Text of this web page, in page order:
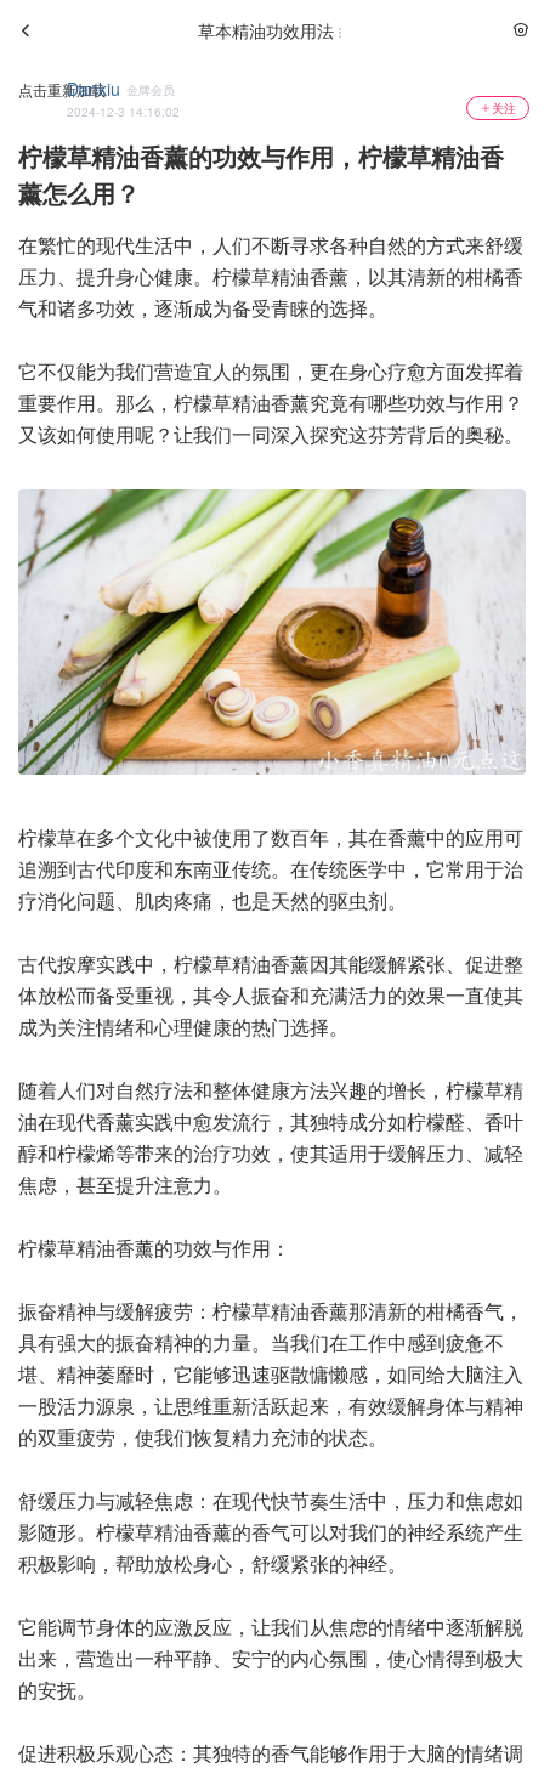
草本精油功效用法
点击重新加载
Dankiu 金牌会员
2024-12-3 14:16:02
关注
柠檬草精油香薰的功效与作用，柠檬草精油香
薰怎么用？
在繁忙的现代生活中，人们不断寻求各种自然的方式来舒缓
压力、提升身心健康。柠檬草精油香薰，以其清新的柑橘香
气和诸多功效，逐渐成为备受青睐的选择。
它不仅能为我们营造宜人的氛围，更在身心疗愈方面发挥着
重要作用。那么，柠檬草精油香薰究竟有哪些功效与作用？
又该如何使用呢？让我们一同深入探究这芬芳背后的奥秘。
柠檬草在多个文化中被使用了数百年，其在香薰中的应用可
追溯到古代印度和东南亚传统。在传统医学中，它常用于治
疗消化问题、肌肉疼痛，也是天然的驱虫剂。
古代按摩实践中，柠檬草精油香薰因其能缓解紧张、促进整
体放松而备受重视，其令人振奋和充满活力的效果一直使其
成为关注情绪和心理健康的热门选择。
随着人们对自然疗法和整体健康方法兴趣的增长，柠檬草精
油在现代香薰实践中愈发流行，其独特成分如柠檬醛、香叶
醇和柠檬烯等带来的治疗功效，使其适用于缓解压力、减轻
焦虑，甚至提升注意力。
柠檬草精油香薰的功效与作用：
振奋精神与缓解疲劳：柠檬草精油香薰那清新的柑橘香气，
具有强大的振奋精神的力量。当我们在工作中感到疲惫不
堪、精神萎靡时，它能够迅速驱散慵懒感，如同给大脑注入
一股活力源泉，让思维重新活跃起来，有效缓解身体与精神
的双重疲劳，使我们恢复精力充沛的状态。
舒缓压力与减轻焦虑：在现代快节奏生活中，压力和焦虑如
影随形。柠檬草精油香薰的香气可以对我们的神经系统产生
积极影响，帮助放松身心，舒缓紧张的神经。
它能调节身体的应激反应，让我们从焦虑的情绪中逐渐解脱
出来，营造出一种平静、安宁的内心氛围，使心情得到极大
的安抚。
促进积极乐观心态：其独特的香气能够作用于大脑的情绪调